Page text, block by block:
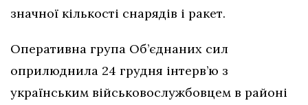
значної кількості снарядів і ракет.
Оперативна група Об’єднаних сил
оприлюднила 24 грудня інтерв’ю з
українським військовослужбовцем в районі